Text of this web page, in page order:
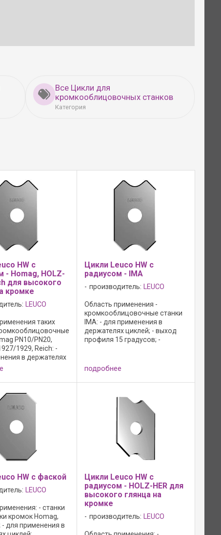
Все Цикли для
кромкооблицовочных станков
Категория
HW с
- Homag, HOLZ-
для высокого
кромке
LEUCO
таких
PN10/PN20,
1929, Reich: -
в держателях
профиля 6
- режущая кромка с
образования
трещин; - режущий
Цикли Leuco HW с
радиусом - IMA
производитель: LEUCO
Область применения -
кромкооблицовочные станки
IMA: - для применения в
держателях циклей; - выход
профиля 15 градусов; -
стружечных материалов,
пластика и твердой ...
подробнее
HW с фаской
LEUCO
- станки
кромок Homag,
- для применения в
Цикли Leuco HW с
радиусом - HOLZ-HER для
высокого глянца на
кромке
производитель: LEUCO